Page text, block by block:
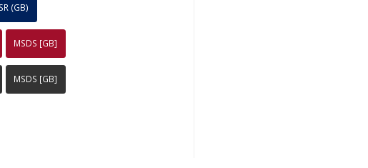
(GB)
MSDS [GB]
MSDS [GB]